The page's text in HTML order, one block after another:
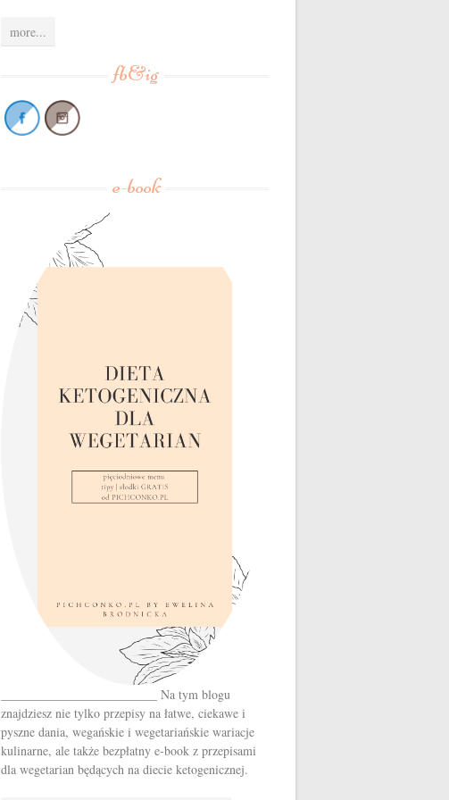
more...
fb&ig
e-book
_________________________ Na tym blogu
znajdziesz nie tylko przepisy na łatwe, ciekawe i
pyszne dania, wegańskie i wegetariańskie wariacje
kulinarne, ale także bezpłatny e-book z przepisami
dla wegetarian będących na diecie ketogenicznej.